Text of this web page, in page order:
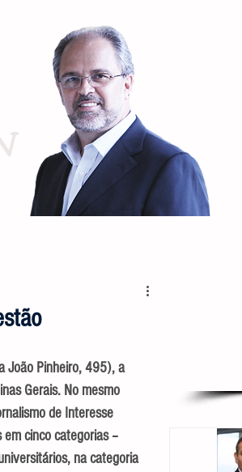
João Pinheiro, 495), a
Gerais. No mesmo
de Interesse
cinco categorias –
na categoria